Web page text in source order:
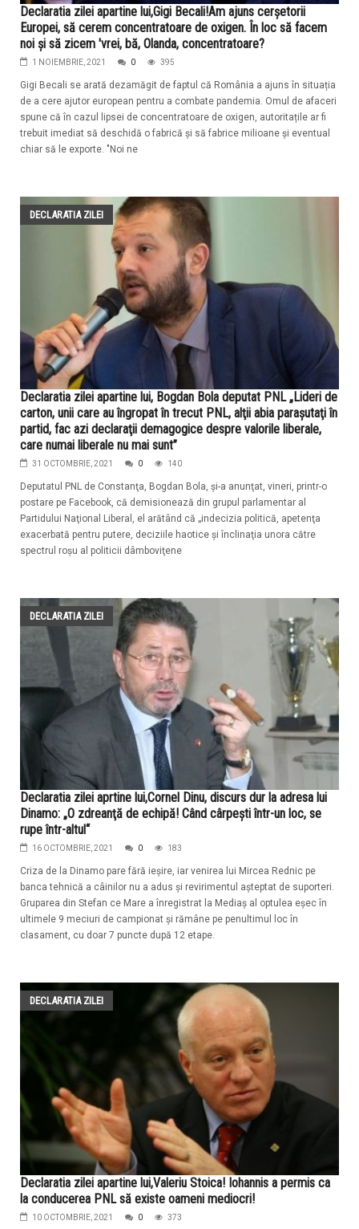
Declaratia zilei apartine lui,Gigi Becali!Am ajuns cerșetorii
Europei, să cerem concentratoare de oxigen. În loc să facem
noi și să zicem 'vrei, bă, Olanda, concentratoare?
1 NOIEMBRIE, 2021 0 395
Gigi Becali se arată dezamăgit de faptul că România a ajuns în situația
de a cere ajutor european pentru a combate pandemia. Omul de afaceri
spune că în cazul lipsei de concentratoare de oxigen, autoritațile ar fi
trebuit imediat să deschidă o fabrică și să fabrice milioane și eventual
chiar să le exporte. "Noi ne
DECLARATIA ZILEI
Declaratia zilei apartine lui, Bogdan Bola deputat PNL „Lideri de
carton, unii care au îngropat în trecut PNL, alţii abia paraşutaţi în
partid, fac azi declaraţii demagogice despre valorile liberale,
care numai liberale nu mai sunt”
31 OCTOMBRIE, 2021 0 140
Deputatul PNL de Constanţa, Bogdan Bola, şi-a anunţat, vineri, printr-o
postare pe Facebook, că demisionează din grupul parlamentar al
Partidului Naţional Liberal, el arătând că „indecizia politică, apetenţa
exacerbată pentru putere, deciziile haotice şi înclinaţia unora către
spectrul roşu al politicii dâmboviţene
DECLARATIA ZILEI
Declaratia zilei aprtine lui,Cornel Dinu, discurs dur la adresa lui
Dinamo: „O zdreanţă de echipă! Când cârpeşti într-un loc, se
rupe într-altul“
16 OCTOMBRIE, 2021 0 183
Criza de la Dinamo pare fără ieşire, iar venirea lui Mircea Rednic pe
banca tehnică a câinilor nu a adus şi revirimentul aşteptat de suporteri.
Gruparea din Stefan ce Mare a înregistrat la Mediaş al optulea eşec în
ultimele 9 meciuri de campionat şi rămâne pe penultimul loc în
clasament, cu doar 7 puncte după 12 etape.
DECLARATIA ZILEI
Declaratia zilei apartine lui,Valeriu Stoica! Iohannis a permis ca
la conducerea PNL să existe oameni mediocri!
10 OCTOMBRIE, 2021 0 373